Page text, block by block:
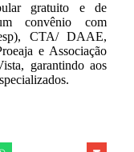
gratuito e de
convênio com
CTA/ DAAE,
e Associação
garantindo aos